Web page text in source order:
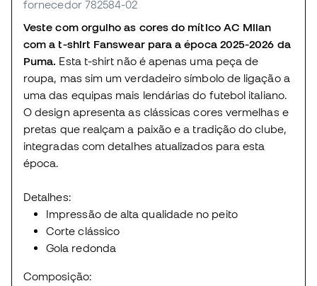
fornecedor 782584-02
Veste com orgulho as cores do mítico AC Milan
com a t-shirt Fanswear para a época 2025-2026 da
Puma. Esta t-shirt não é apenas uma peça de
roupa, mas sim um verdadeiro símbolo de ligação a
uma das equipas mais lendárias do futebol italiano.
O design apresenta as clássicas cores vermelhas e
pretas que realçam a paixão e a tradição do clube,
integradas com detalhes atualizados para esta
época.
Detalhes:
Impressão de alta qualidade no peito
Corte clássico
Gola redonda
Composição: